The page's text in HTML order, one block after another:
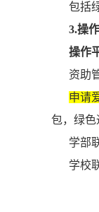
包括
3.操
操作
资助
申请
包，绿色
学部
学校